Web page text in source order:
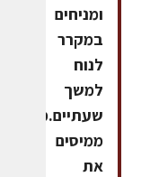
ומניחים
במקרר
לנוח
למשך
שעתיים.מילוי-
ממיסים
את